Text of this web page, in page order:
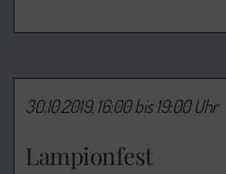
Lampionfest
30.10.2019, 16:00 bis 19:00 Uhr